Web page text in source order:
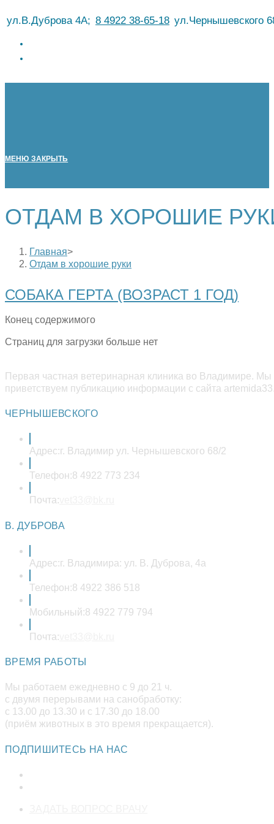
кул.В.Дуброва 4А; 8 4922 38-65-18 ул.Чернышевского
МЕНЮ ЗАКРЫТЬ
ОТДАМ В ХОРОШИЕ
Главная>
Отдам в хорошие руки
СОБАКА ГЕРТА (ВОЗРАСТ 1 ГОД)
Конец содержимого
Страниц для загрузки больше нет
Первая частная ветеринарная клиника во Владимире.
приветствуем публикацию информации с сайта
ЧЕРНЫШЕВСКОГО
Адрес:г. Владимир ул. Чернышевского 68/2
Телефон:8 4922 773 234
Почта:
В. ДУБРОВА
Адрес:г. Владимира: ул. В. Дуброва, 4а
Телефон:8 4922 386 518
Мобильный:8 4922 779 794
Почта:
ВРЕМЯ РАБОТЫ
Мы работаем ежедневно с 9 до 21 ч.
с двумя перерывами на санобработку:
с 13.00 до 13.30 и с 17.30 до 18.00
(приём животных в это время прекращается).
ПОДПИШИТЕСЬ НА НАС